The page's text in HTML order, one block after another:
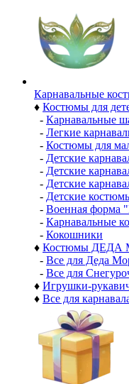
Карнавальные
♦ Костюмы для
- Карнавальные
- Легкие
- Костюмы для
- Детские
- Детские
- Детские
- Детские
- Военная форма
- Карнавальные
- Кокошники
♦ Костюмы
- Все для Деда
- Все для
♦ Игрушки-
♦ Все для